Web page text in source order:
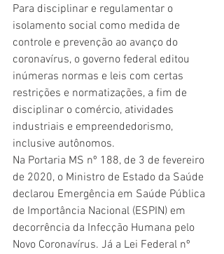
Para disciplinar e regulamentar o
isolamento social como medida de
controle e prevenção ao avanço do
coronavírus, o governo federal editou
inúmeras normas e leis com certas
restrições e normatizações, a fim de
disciplinar o comércio, atividades
industriais e empreendedorismo,
inclusive autônomos.
Na Portaria MS nº 188, de 3 de fevereiro
de 2020, o Ministro de Estado da Saúde
declarou Emergência em Saúde Pública
de Importância Nacional (ESPIN) em
decorrência da Infecção Humana pelo
Novo Coronavírus. Já a Lei Federal nº